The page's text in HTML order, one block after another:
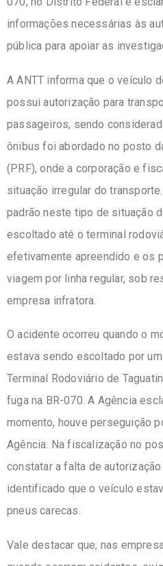
informações necessárias às
pública para apoiar as
A ANTT informa que o veículo
possui autorização para
passageiros, sendo
ônibus foi abordado no posto
(PRF), onde a corporação e
situação irregular do
padrão neste tipo de situação
escoltado até o terminal
efetivamente apreendido e os
viagem por linha regular, sob
empresa infratora.
O acidente ocorreu quando o
estava sendo escoltado por
Terminal Rodoviário de
fuga na BR-070. A Agência
momento, houve perseguição
Agência. Na fiscalização no
constatar a falta de
identificado que o veículo
pneus carecas.
Vale destacar que, nas